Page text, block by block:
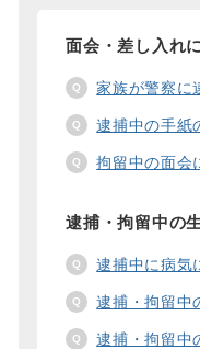
面会・差し入れ
家族が警察に逮捕された。
逮捕中の手紙の差し入れ
拘留中の面会について。面
逮捕・拘留中の
逮捕中に病気になったら
逮捕・拘留中の留置所での生
逮捕・拘留中の留置所で